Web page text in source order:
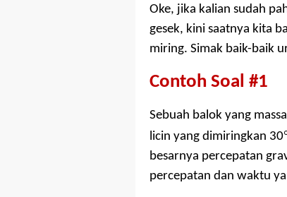
Oke, jika kalian sudah
gesek, kini saatnya kita
miring. Simak baik-baik
Contoh Soal #1
Sebuah balok yang
licin yang dimiringkan 30
besarnya percepatan
percepatan dan waktu